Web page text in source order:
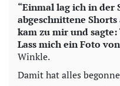
“Einmal lag ich in der
abgeschnittene
kam zu mir und sagte:
Lass mich ein Foto
Winkle.
Damit hat alles